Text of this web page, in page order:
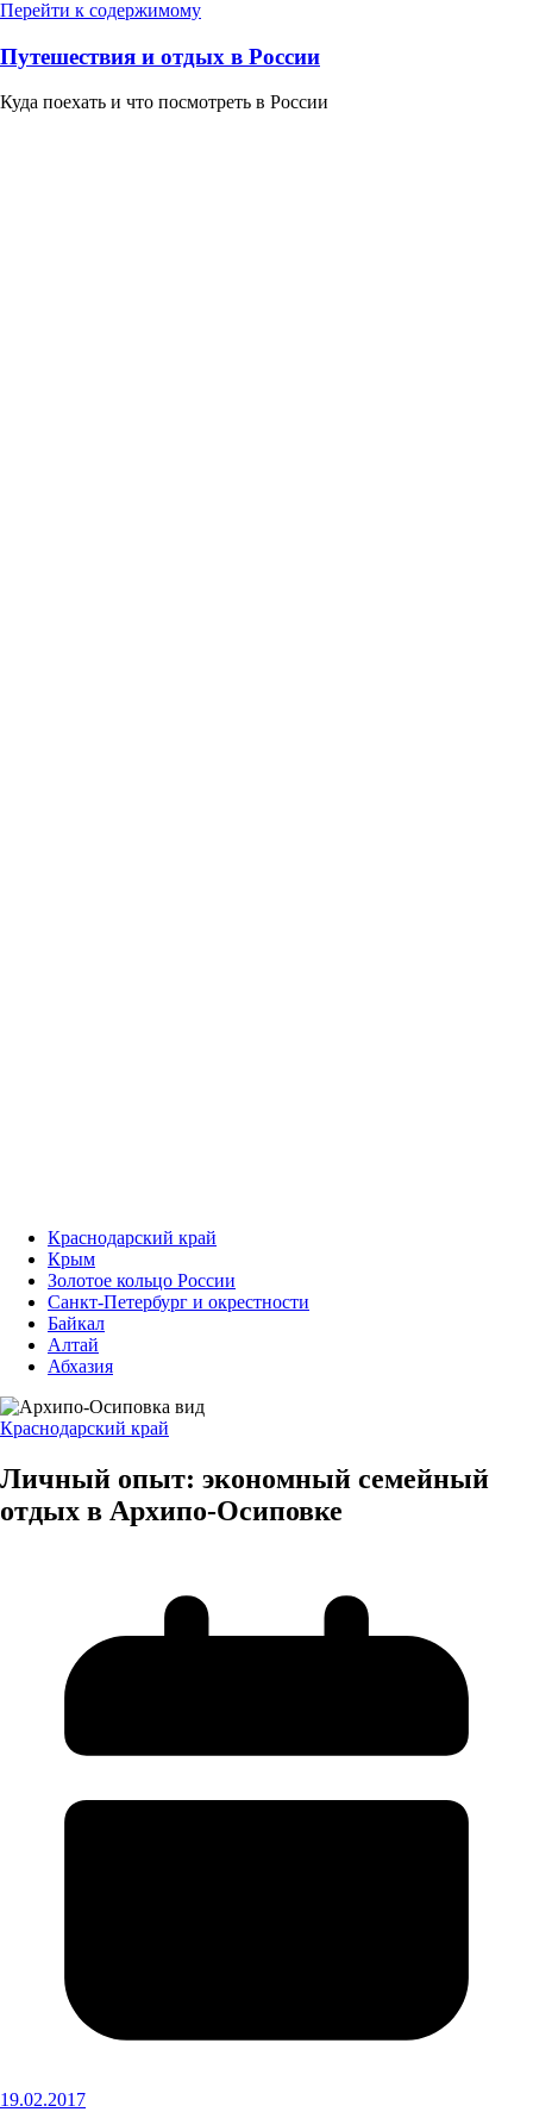
Перейти к содержимому
Путешествия и отдых в России
Куда поехать и что посмотреть в России
Краснодарский край
Крым
Золотое кольцо России
Санкт-Петербург и окрестности
Байкал
Алтай
Абхазия
Краснодарский край
Личный опыт: экономный семейный
отдых в Архипо-Осиповке
19.02.2017